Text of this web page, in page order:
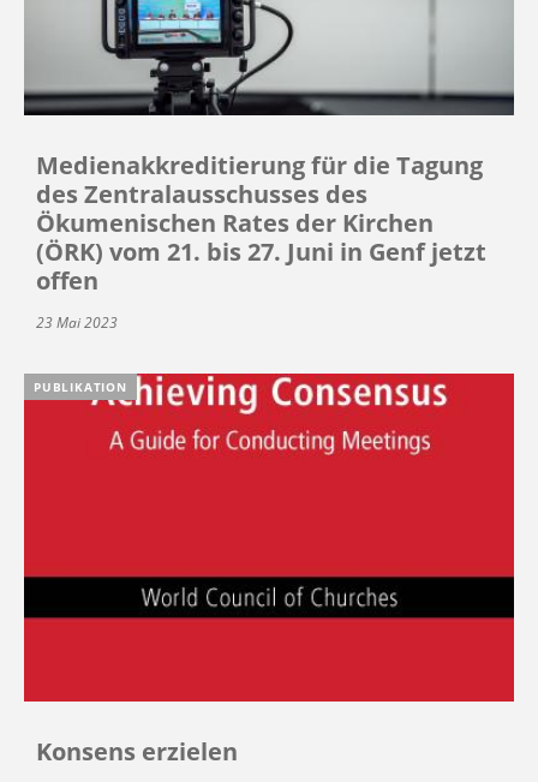
Medienakkreditierung für die Tagung
des Zentralausschusses des
Ökumenischen Rates der Kirchen
(ÖRK) vom 21. bis 27. Juni in Genf jetzt
offen
23 Mai 2023
PUBLIKATION
Konsens erzielen